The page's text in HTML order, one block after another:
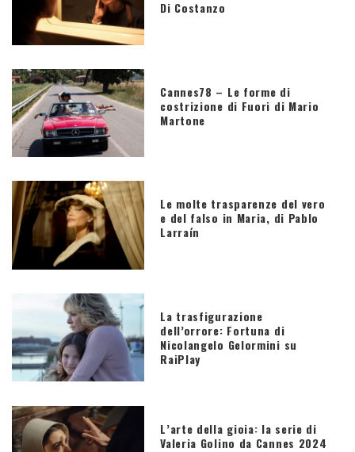
Di Costanzo
Cannes78 – Le forme di
costrizione di Fuori di Mario
Martone
Le molte trasparenze del vero
e del falso in Maria, di Pablo
Larraín
La trasfigurazione
dell’orrore: Fortuna di
Nicolangelo Gelormini su
RaiPlay
L’arte della gioia: la serie di
Valeria Golino da Cannes 2024